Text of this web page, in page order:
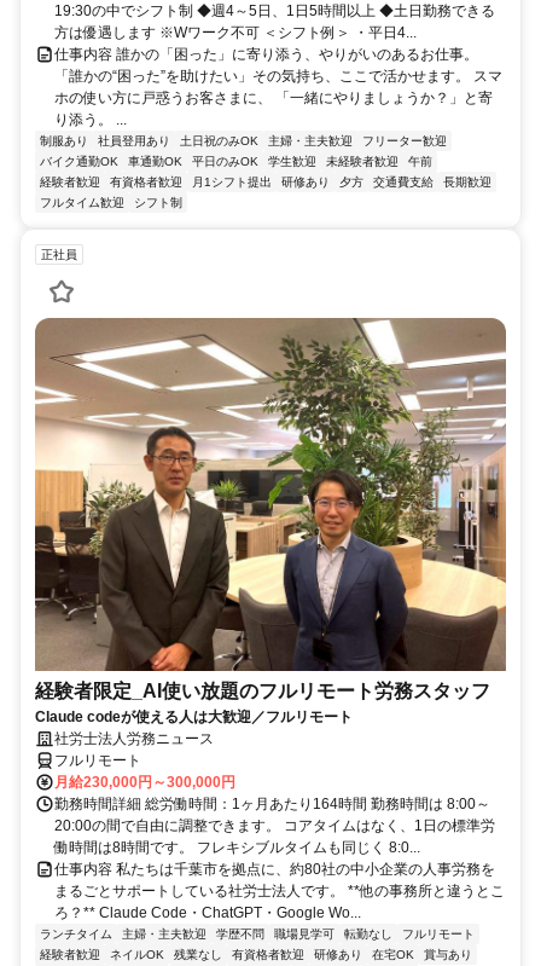
19:30の中でシフト制 ◆週4～5日、1日5時間以上 ◆土日勤務できる
方は優遇します ※Wワーク不可 ＜シフト例＞ ・平日4...
仕事内容 誰かの「困った」に寄り添う、やりがいのあるお仕事。
「誰かの“困った”を助けたい」その気持ち、ここで活かせます。 スマ
ホの使い方に戸惑うお客さまに、 「一緒にやりましょうか？」と寄
り添う。 ...
制服あり 社員登用あり 土日祝のみOK 主婦・主夫歓迎
フリーター歓迎
バイク通勤OK
車通勤OK 平日のみOK 学生歓迎 未経験者歓迎
午前
経験者歓迎
有資格者歓迎 月1シフト提出 研修あり 夕方 交通費支給
長期歓迎
フルタイム歓迎
シフト制
正社員
経験者限定_AI使い放題のフルリモート労務スタッフ
Claude codeが使える人は大歓迎／フルリモート
社労士法人労務ニュース
フルリモート
月給230,000円～300,000円
勤務時間詳細 総労働時間：1ヶ月あたり164時間 勤務時間は 8:00～
20:00の間で自由に調整できます。 コアタイムはなく、1日の標準労
働時間は8時間です。 フレキシブルタイムも同じく 8:0...
仕事内容 私たちは千葉市を拠点に、約80社の中小企業の人事労務を
まるごとサポートしている社労士法人です。 **他の事務所と違うとこ
ろ？** Claude Code・ChatGPT・Google Wo...
ランチタイム 主婦・主夫歓迎 学歴不問 職場見学可 転勤なし
フルリモート
経験者歓迎
ネイルOK 残業なし 有資格者歓迎 研修あり 在宅OK
賞与あり